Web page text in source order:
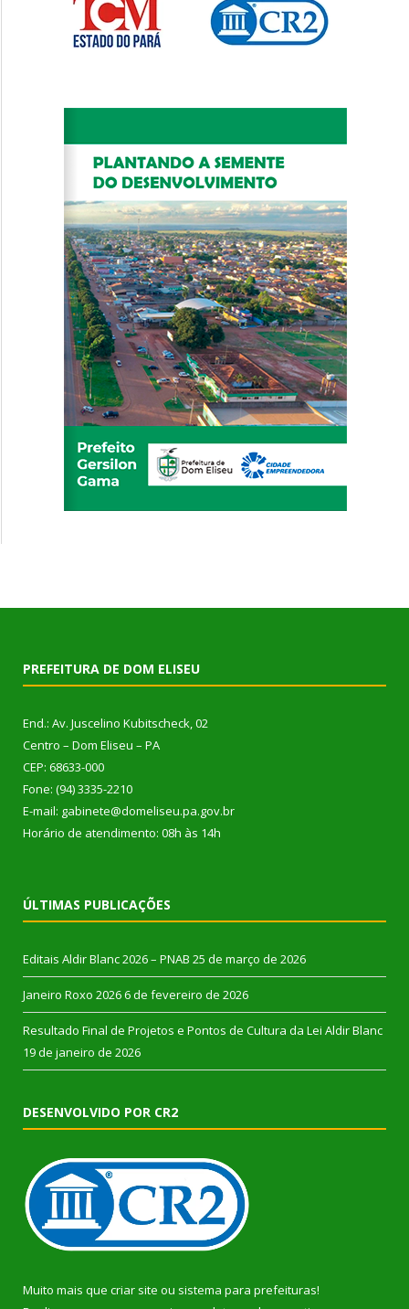
PREFEITURA DE DOM ELISEU
End.: Av. Juscelino Kubitscheck, 02
Centro – Dom Eliseu – PA
CEP: 68633-000
Fone: (94) 3335-2210
E-mail: gabinete@domeliseu.pa.gov.br
Horário de atendimento: 08h às 14h
ÚLTIMAS PUBLICAÇÕES
Editais Aldir Blanc 2026 – PNAB 25 de março de 2026
Janeiro Roxo 2026 6 de fevereiro de 2026
Resultado Final de Projetos e Pontos de Cultura da Lei Aldir Blanc
19 de janeiro de 2026
DESENVOLVIDO POR CR2
Muito mais que criar site ou sistema para prefeituras!